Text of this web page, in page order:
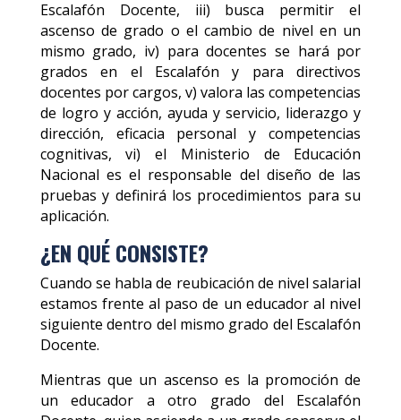
Escalafón Docente, iii) busca permitir el
ascenso de grado o el cambio de nivel en un
mismo grado, iv) para docentes se hará por
grados en el Escalafón y para directivos
docentes por cargos, v) valora las competencias
de logro y acción, ayuda y servicio, liderazgo y
dirección, eficacia personal y competencias
cognitivas, vi) el Ministerio de Educación
Nacional es el responsable del diseño de las
pruebas y definirá los procedimientos para su
aplicación.
¿EN QUÉ CONSISTE?
Cuando se habla de reubicación de nivel salarial
estamos frente al paso de un educador al nivel
siguiente dentro del mismo grado del Escalafón
Docente.
Mientras que un ascenso es la promoción de
un educador a otro grado del Escalafón